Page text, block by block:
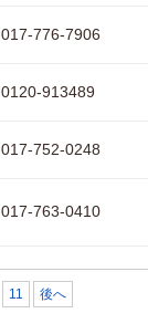
017-776-7906
0120-913489
017-752-0248
017-763-0410
11 後へ